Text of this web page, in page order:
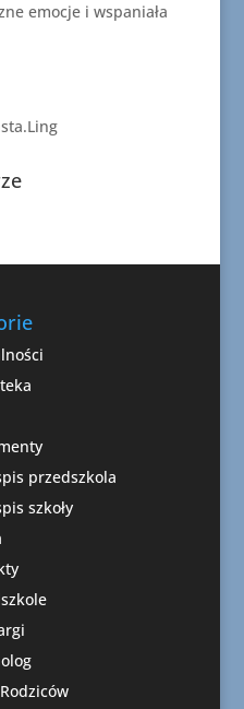
emocje i wspaniała
przedszkola
szkoły